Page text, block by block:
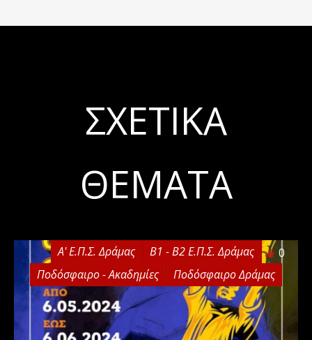
ΣΧΕΤΙΚΆ
ΘΈΜΑΤΑ
Α' Ε.Π.Σ. Δράμας
Β1 - Β2 Ε.Π.Σ. Δράμας
Ποδόσφαιρο - Ακαδημίες
Ποδόσφαιρο Δράμας
0